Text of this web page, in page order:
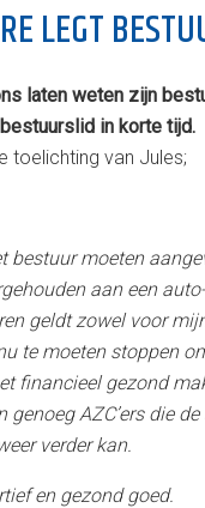
LEGT
laten weten zijn
in korte tijd.
toelichting van Jules;
bestuur moeten
aan een
geldt zowel voor
te moeten stoppen
financieel gezond
genoeg AZC’ers die
verder kan.
en gezond goed.